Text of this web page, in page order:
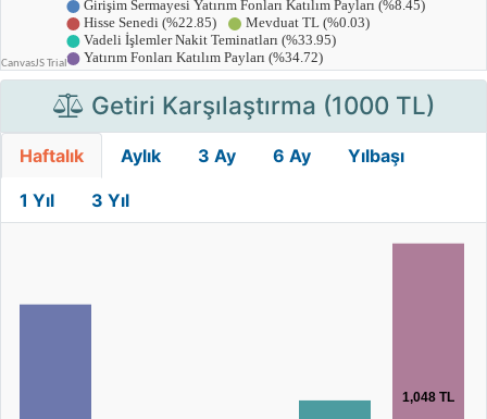
Getiri Karşılaştırma (1000 TL)
Haftalık Aylık 3 Ay 6 Ay Yılbaşı
1 Yıl 3 Yıl